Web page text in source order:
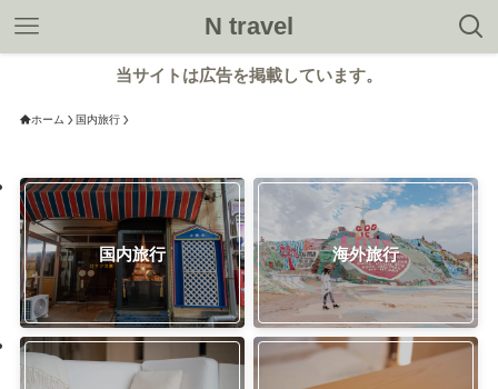
N travel
当サイトは広告を掲載しています。
ホーム 国内旅行
国内旅行 海外旅行